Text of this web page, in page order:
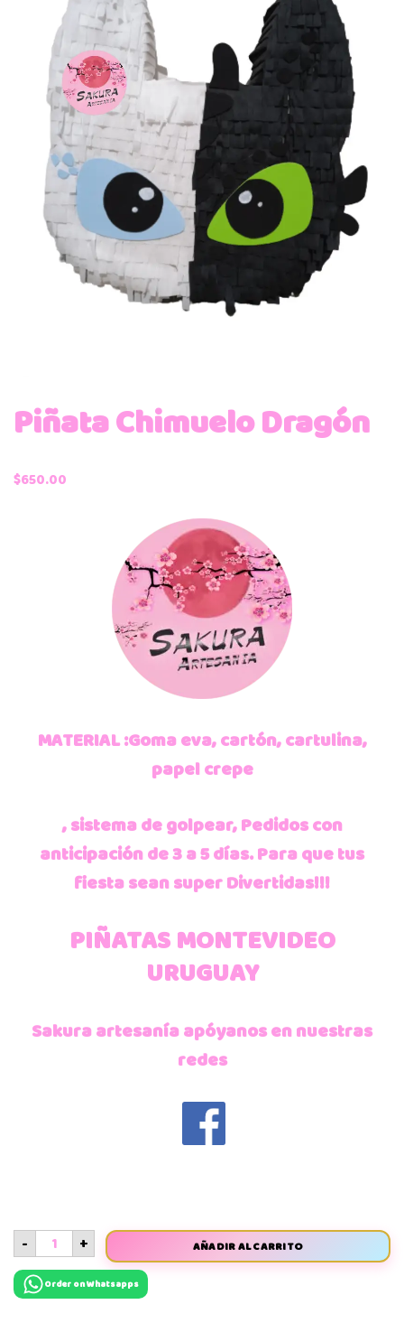
Piñata Chimuelo Dragón
$650.00
MATERIAL :Goma eva, cartón, cartulina,
papel crepe
, sistema de golpear, Pedidos con
anticipación de 3 a 5 días.Para que tus
fiesta sean super Divertidas!!!
PIÑATAS MONTEVIDEO
URUGUAY
Sakura artesanía apóyanos en nuestras
redes
- + AÑADIR AL CARRITO
Order on Whatsapps